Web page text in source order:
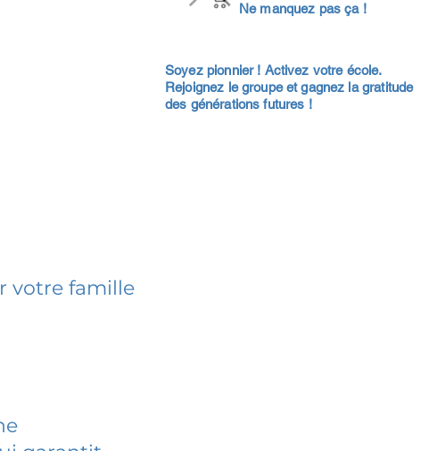
Ne manquez pas ça !
Soyez pionnier ! Activez votre école.
Rejoignez le groupe et gagnez la gratitude
des générations futures !
votre famille